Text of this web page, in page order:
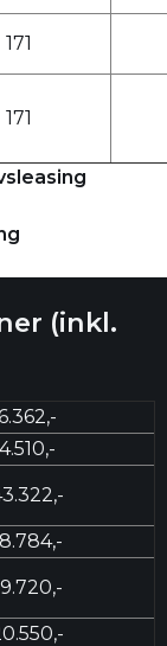
171
171
(inkl.
4.510,-